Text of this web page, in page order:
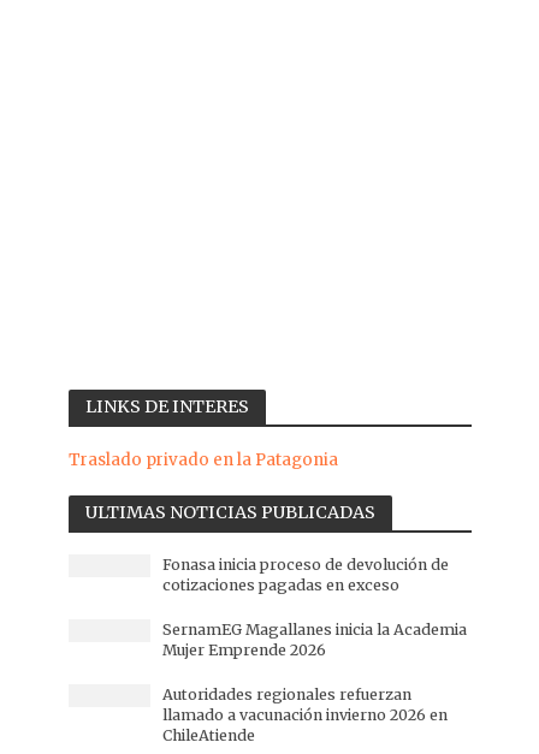
LINKS DE INTERES
Traslado privado en la Patagonia
ULTIMAS NOTICIAS PUBLICADAS
Fonasa inicia proceso de devolución de
cotizaciones pagadas en exceso
SernamEG Magallanes inicia la Academia
Mujer Emprende 2026
Autoridades regionales refuerzan
llamado a vacunación invierno 2026 en
ChileAtiende